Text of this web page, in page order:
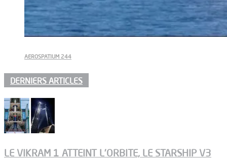
AEROSPATIUM 244
DERNIERS ARTICLES
LE VIKRAM 1 ATTEINT L’ORBITE, LE STARSHIP V3